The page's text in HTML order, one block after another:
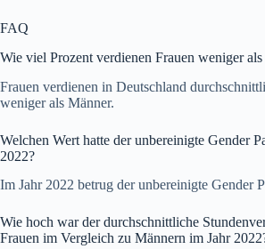
FAQ
Wie viel Prozent verdienen Frauen weniger
Frauen verdienen in Deutschland
weniger als Männer.
Welchen Wert hatte der unbereinigte Gender
2022?
Im Jahr 2022 betrug der unbereinigte Gender
Wie hoch war der durchschnittliche
Frauen im Vergleich zu Männern im Jahr